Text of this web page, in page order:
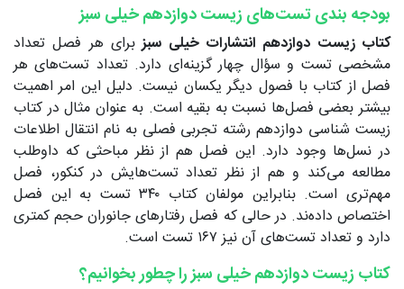
بودجه بندی تست‌های زیست دوازدهم خیلی سبز
کتاب زیست دوازدهم انتشارات خیلی سبز برای هر فصل تعداد
مشخصی تست و سؤال چهار گزینه‌ای دارد. تعداد تست‌های هر
فصل از کتاب با فصول دیگر یکسان نیست. دلیل این امر اهمیت
بیشتر بعضی فصل‌ها نسبت به بقیه است. به عنوان مثال در کتاب
زیست شناسی دوازدهم رشته تجربی فصلی به نام انتقال اطلاعات
در نسل‌ها وجود دارد. این فصل هم از نظر مباحثی که داوطلب
مطالعه می‌کند و هم از نظر تعداد تست‌هایش در کنکور، فصل
مهم‌تری است. بنابراین مولفان کتاب ۳۴۰ تست به این فصل
اختصاص داده‌ند. در حالی که فصل رفتارهای جانوران حجم کمتری
دارد و تعداد تست‌های آن نیز ۱۶۷ تست است.
کتاب زیست دوازدهم خیلی سبز را چطور بخوانیم؟